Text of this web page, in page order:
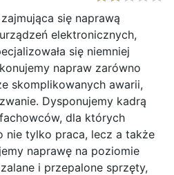
się naprawą
elektronicznych,
się niemniej
napraw zarówno
skomplikowanych awarii,
Dysponujemy kadrą
dla których
nie tylko praca, lecz a także
naprawę na poziomie
i przepalone sprzęty,